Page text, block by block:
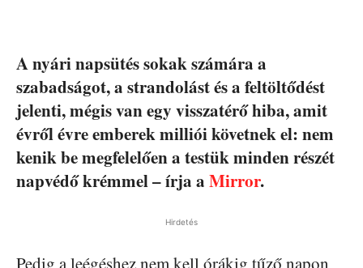
A nyári napsütés sokak számára a
szabadságot, a strandolást és a feltöltődést
jelenti, mégis van egy visszatérő hiba, amit
évről évre emberek milliói követnek el: nem
kenik be megfelelően a testük minden részét
napvédő krémmel – írja a Mirror.
Hirdetés
Pedig a leégéshez nem kell órákig tűző napon